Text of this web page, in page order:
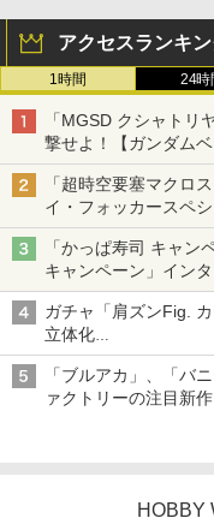
アクセスランキ
1時間 24時
「MGSD クシャトリ
撃せよ！【ガンダムベ
「超時空要塞マクロ
イ・フォッカースペ
「かっぱ寿司 キャン
キャンペーン」イン
子どもが楽しめるか
追求
ガチャ「肩ズンFig.
立体化
ライトニング・マッ
「ブルアカ」、「バ
ァクトリーの注目新
HOBBY